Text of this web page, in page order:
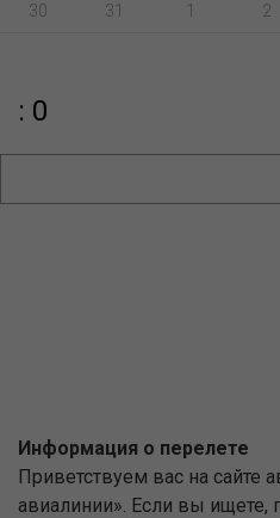
30 31 1 2
: 0
Информация о перелете
Приветствуем вас на сайте
авиалинии». Если вы ищете,